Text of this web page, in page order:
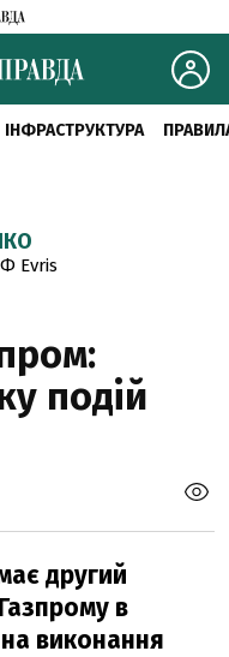
ІНФРАСТРУКТУРА
Evris
подій
другий
в
на виконання